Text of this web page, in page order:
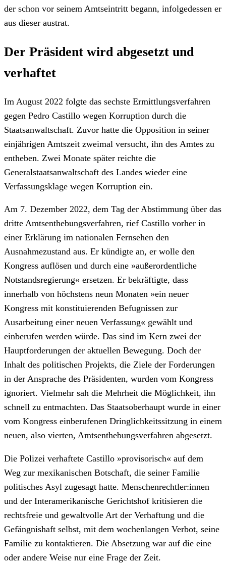
der schon vor seinem Amtseintritt begann, infolgedessen er
aus dieser austrat.
Der Präsident wird abgesetzt und
verhaftet
Im August 2022 folgte das sechste Ermittlungsverfahren
gegen Pedro Castillo wegen Korruption durch die
Staatsanwaltschaft. Zuvor hatte die Opposition in seiner
einjährigen Amtszeit zweimal versucht, ihn des Amtes zu
entheben. Zwei Monate später reichte die
Generalstaatsanwaltschaft des Landes wieder eine
Verfassungsklage wegen Korruption ein.
Am 7. Dezember 2022, dem Tag der Abstimmung über das
dritte Amtsenthebungsverfahren, rief Castillo vorher in
einer Erklärung im nationalen Fernsehen den
Ausnahmezustand aus. Er kündigte an, er wolle den
Kongress auflösen und durch eine »außerordentliche
Notstandsregierung« ersetzen. Er bekräftigte, dass
innerhalb von höchstens neun Monaten »ein neuer
Kongress mit konstituierenden Befugnissen zur
Ausarbeitung einer neuen Verfassung« gewählt und
einberufen werden würde. Das sind im Kern zwei der
Hauptforderungen der aktuellen Bewegung. Doch der
Inhalt des politischen Projekts, die Ziele der Forderungen
in der Ansprache des Präsidenten, wurden vom Kongress
ignoriert. Vielmehr sah die Mehrheit die Möglichkeit, ihn
schnell zu entmachten. Das Staatsoberhaupt wurde in einer
vom Kongress einberufenen Dringlichkeitssitzung in einem
neuen, also vierten, Amtsenthebungsverfahren abgesetzt.
Die Polizei verhaftete Castillo »provisorisch« auf dem
Weg zur mexikanischen Botschaft, die seiner Familie
politisches Asyl zugesagt hatte. Menschenrechtler:innen
und der Interamerikanische Gerichtshof kritisieren die
rechtsfreie und gewaltvolle Art der Verhaftung und die
Gefängnishaft selbst, mit dem wochenlangen Verbot, seine
Familie zu kontaktieren. Die Absetzung war auf die eine
oder andere Weise nur eine Frage der Zeit.